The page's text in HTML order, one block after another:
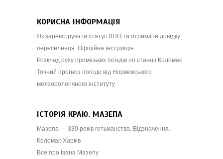
КОРИСНА ІНФОРМАЦІЯ
Як зареєструвати статус ВПО та отримати довідку
переселенця. Офіційна інструкція
Розклад руху приміських поїздів по станції Коломак
Точний прогноз погоди від Норвежського
метеорологічного інституту
ІСТОРІЯ КРАЮ. МАЗЕПА
Мазепа — 330 років гетьманства. Відзначення.
Коломак-Харків
Все про Івана Мазепу